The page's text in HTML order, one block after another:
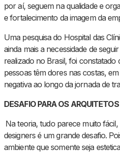
por aí, seguem na qualidade e
e fortalecimento da imagem da
Uma pesquisa do Hospital das
ainda mais a necessidade de
realizado no Brasil, foi constatado
pessoas têm dores nas costas,
negativa ao longo da jornada de
DESAFIO PARA OS ARQUITETOS
Na teoria, tudo parece muito
designers é um grande desafio.
ambiente que somente seja